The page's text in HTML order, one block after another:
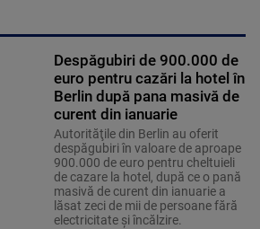
Despăgubiri de 900.000 de
euro pentru cazări la hotel în
Berlin după pana masivă de
curent din ianuarie
Autorităţile din Berlin au oferit
despăgubiri în valoare de aproape
900.000 de euro pentru cheltuieli
de cazare la hotel, după ce o pană
masivă de curent din ianuarie a
lăsat zeci de mii de persoane fără
electricitate şi încălzire.